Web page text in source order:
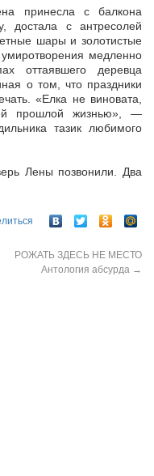
принесла с балкона
достала с антресолей
шары и золотистые
медленно
оттаявшего деревца
о том, что праздники
«Елка не виновата,
прошлой жизнью», —
тазик любимого
Лены позвонили. Два
РОЖАТЬ ЗДЕСЬ НЕ МЕСТО
Антология абсурда →